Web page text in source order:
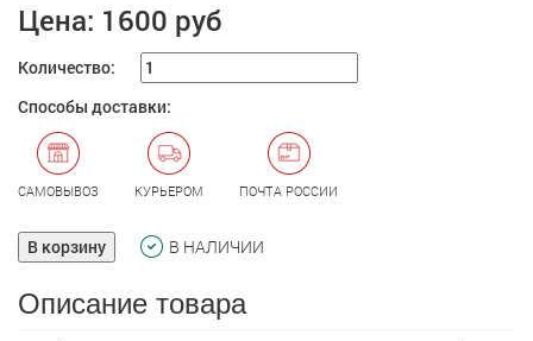
Цена: 1600 руб
Количество:
Способы доставки:
САМОВЫВОЗ КУРЬЕРОМ ПОЧТА РОССИИ
В корзину В НАЛИЧИИ
Описание товара